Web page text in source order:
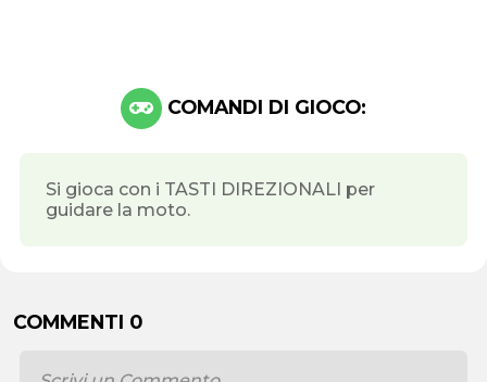
COMANDI DI GIOCO:
Si gioca con i TASTI DIREZIONALI per
guidare la moto.
COMMENTI 0